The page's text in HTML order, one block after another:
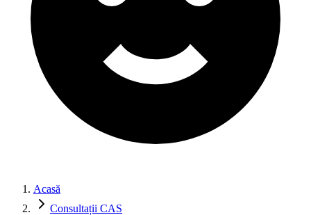
Acasă
Consultații CAS